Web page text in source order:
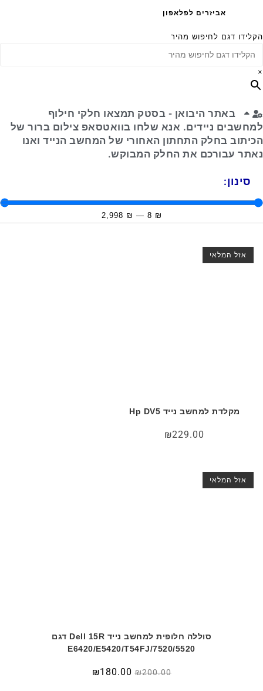
אביזרים לפלאפון
הקלידו דגם לחיפוש מהיר
×
באתר היבואן - בסטק תמצאו חלקי חילוף
למחשבים ניידים. אנא שלחו בוואטסאפ צילום ברור של
הכיתוב בחלק התחתון האחורי של המחשב הנייד ואנו
נאתר עבורכם את החלק המבוקש.
סינון:
₪
8
—
₪
2,998
אזל המלאי
מקלדת למחשב נייד Hp DV5
₪229.00
אזל המלאי
סוללה חלופית למחשב נייד Dell 15R דגם
7520/5520/E6420/E5420/T54FJ
₪200.00
₪180.00